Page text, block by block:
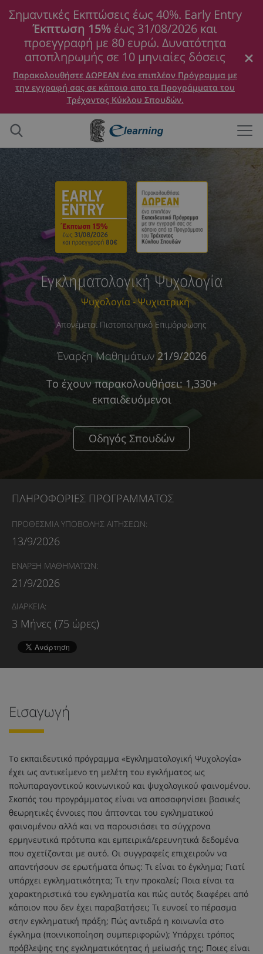
Σημαντικές Εκπτώσεις έως 40%. Early Entry
Έκπτωση 15% έως 31/08/2026 και
προεγγραφή με 80 ευρώ. Δυνατότητα
αποπληρωμής σε 10 μηνιαίες δόσεις
Παρακολουθήστε ΔΩΡΕΑΝ ένα επιπλέον Πρόγραμμα με
την εγγραφή σας σε κάποιο απο τα Προγράμματα του
Τρέχοντος Κύκλου Σπουδών.
Εγκληματολογική Ψυχολογία
Ψυχολογία - Ψυχιατρική
Απονέμεται Πιστοποιητικό Επιμόρφωσης
Έναρξη Μαθημάτων 21/9/2026
Το έχουν παρακολουθήσει: 1,330+
εκπαιδευόμενοι
Οδηγός Σπουδών
ΠΛΗΡΟΦΟΡΙΕΣ ΠΡΟΓΡΑΜΜΑΤΟΣ
ΠΡΟΘΕΣΜΙΑ ΥΠΟΒΟΛΗΣ ΑΙΤΗΣΕΩΝ:
13/9/2026
ΕΝΑΡΞΗ ΜΑΘΗΜΑΤΩΝ:
21/9/2026
ΔΙΑΡΚΕΙΑ:
3 Μήνες (75 ώρες)
Εισαγωγή
Το εκπαιδευτικό πρόγραμμα «Εγκληματολογική Ψυχολογία»
έχει ως αντικείμενο τη μελέτη του εγκλήματος ως
πολυπαραγοντικού κοινωνικού και ψυχολογικού φαινομένου.
Σκοπός του προγράμματος είναι να αποσαφηνίσει βασικές
θεωρητικές έννοιες που άπτονται του εγκληματικού
φαινομένου αλλά και να παρουσιάσει τα σύγχρονα
ερμηνευτικά πρότυπα και εμπειρικά/ερευνητικά δεδομένα
που σχετίζονται με αυτό. Οι συγγραφείς επιχειρούν να
απαντήσουν σε ερωτήματα όπως: Τι είναι το έγκλημα; Γιατί
υπάρχει εγκληματικότητα; Τι την προκαλεί; Ποια είναι τα
χαρακτηριστικά του εγκληματία και πώς αυτός διαφέρει από
κάποιον που δεν έχει παραβατήσει; Τι ευνοεί το πέρασμα
στην εγκληματική πράξη; Πώς αντιδρά η κοινωνία στο
έγκλημα (ποινικοποίηση συμπεριφορών); Υπάρχει τρόπος
πρόβλεψης της εγκληματικότητας ή μείωσής της; Ποιες είναι